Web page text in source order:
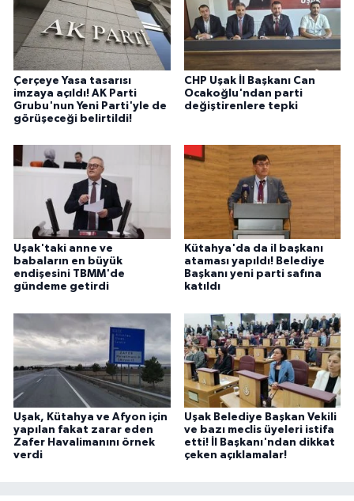
Çerçeye Yasa tasarısı
imzaya açıldı! AK Parti
Grubu'nun Yeni Parti'yle de
görüşeceği belirtildi!
CHP Uşak İl Başkanı Can
Ocakoğlu'ndan parti
değiştirenlere tepki
Uşak'taki anne ve
babaların en büyük
endişesini TBMM'de
gündeme getirdi
Kütahya'da da il başkanı
ataması yapıldı! Belediye
Başkanı yeni parti safına
katıldı
Uşak, Kütahya ve Afyon için
yapılan fakat zarar eden
Zafer Havalimanını örnek
verdi
Uşak Belediye Başkan Vekili
ve bazı meclis üyeleri istifa
etti! İl Başkanı'ndan dikkat
çeken açıklamalar!